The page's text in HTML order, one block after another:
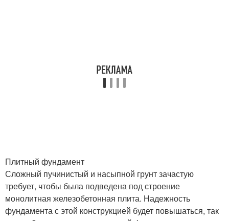
Плитный фундамент
Сложный пучинистый и насыпной грунт зачастую
требует, чтобы была подведена под строение
монолитная железобетонная плита. Надежность
фундамента с этой конструкцией будет повышаться, так